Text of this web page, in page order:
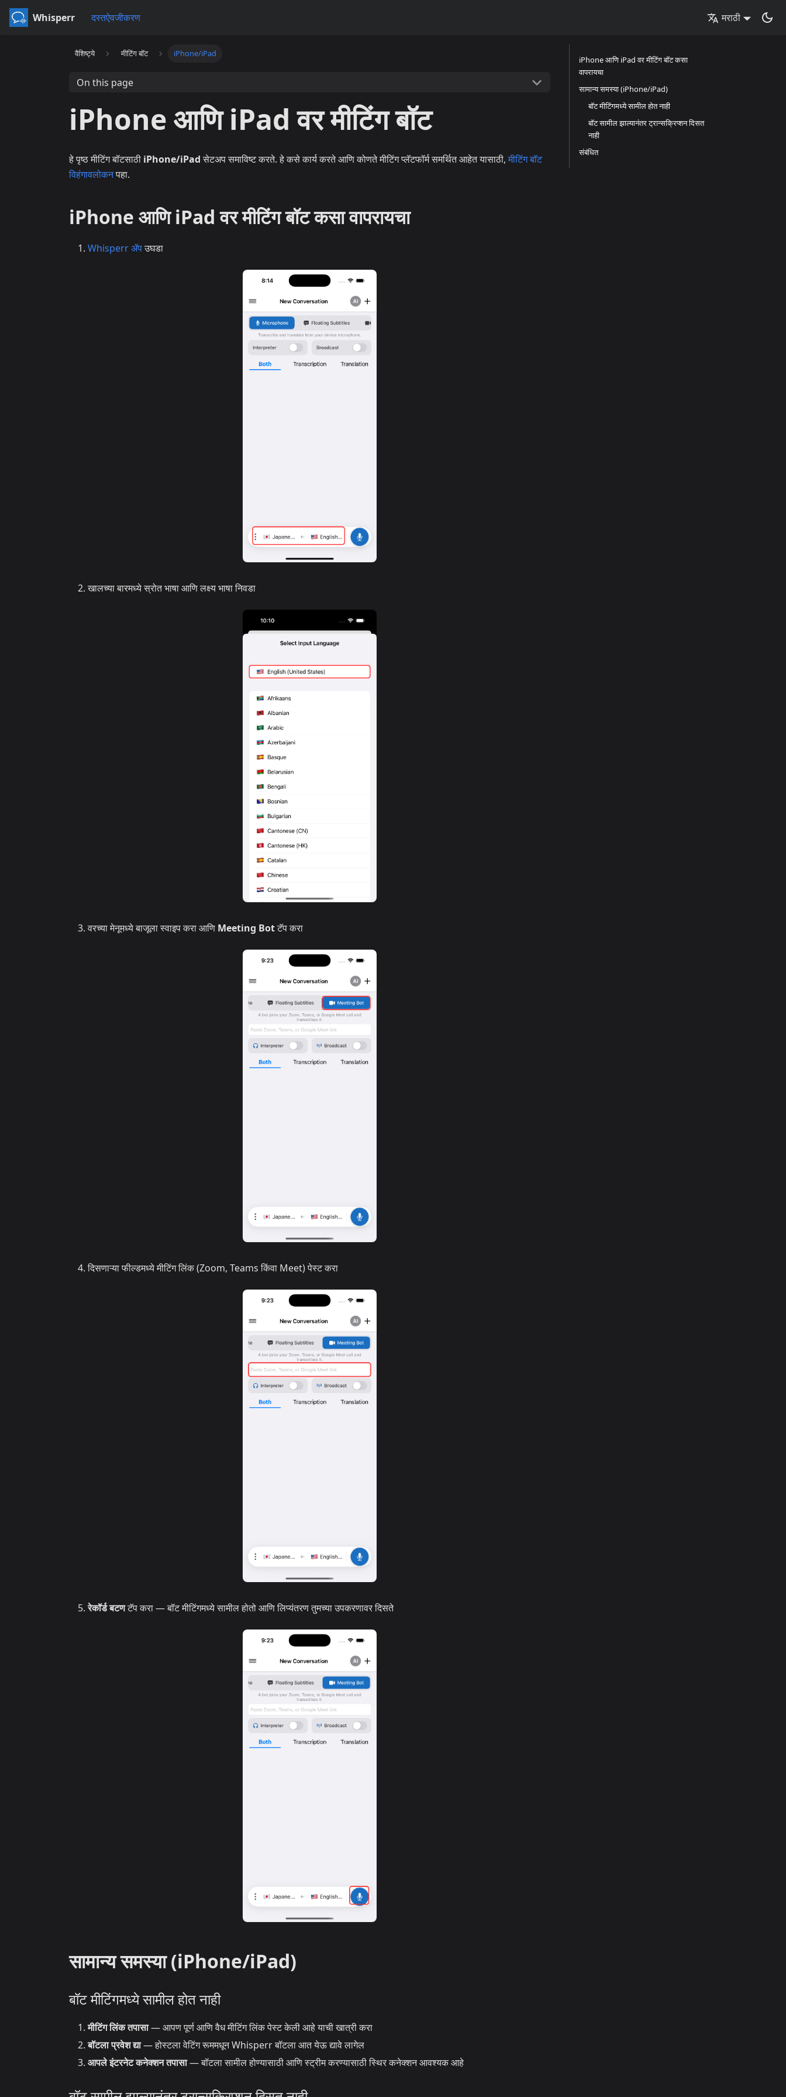
Whisperr दस्तऐवजीकरण मराठी
वैशिष्ट्ये मीटिंग बॉट iPhone/iPad
On this page
iPhone आणि iPad वर मीटिंग बॉट
हे पृष्ठ मीटिंग बॉटसाठी iPhone/iPadसेटअप समाविष्ट करते. हे कसे कार्य करते आणि कोणते मीटिंग प्लॅटफॉर्म समर्थित आहेत यासाठी,मीटिंग बॉट
विहंगावलोकनपहा.
iPhone आणि iPad वर मीटिंग बॉट कसा वापरायचा
Whisperr ॲपउघडा
खालच्या बारमध्ये स्रोत भाषा आणि लक्ष्य भाषा निवडा
वरच्या मेनूमध्ये बाजूला स्वाइप करा आणि Meeting Botटॅप करा
दिसणाऱ्या फील्डमध्ये मीटिंग लिंक (Zoom, Teams किंवा Meet) पेस्ट करा
रेकॉर्ड बटणटॅप करा — बॉट मीटिंगमध्ये सामील होतो आणि लिप्यंतरण तुमच्या उपकरणावर दिसते
सामान्य समस्या (iPhone/iPad)
बॉट मीटिंगमध्ये सामील होत नाही
मीटिंग लिंक तपासा— आपण पूर्ण आणि वैध मीटिंग लिंक पेस्ट केली आहे याची खात्री करा
बॉटला प्रवेश द्या— होस्टला वेटिंग रूममधून Whisperr बॉटला आत येऊ द्यावे लागेल
आपले इंटरनेट कनेक्शन तपासा— बॉटला सामील होण्यासाठी आणि स्ट्रीम करण्यासाठी स्थिर कनेक्शन आवश्यक आहे
iPhone आणि iPad वर मीटिंग बॉट कसा
वापरायचा
सामान्य समस्या (iPhone/iPad)
बॉट मीटिंगमध्ये सामील होत नाही
बॉट सामील झाल्यानंतर ट्रान्सक्रिप्शन दिसत
नाही
संबंधित